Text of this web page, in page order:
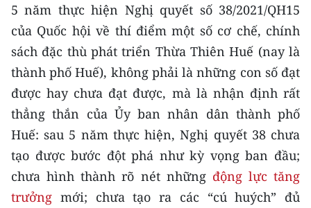
5 năm thực hiện Nghị quyết số 38/2021/QH15
của Quốc hội về thí điểm một số cơ chế, chính
sách đặc thù phát triển Thừa Thiên Huế (nay là
thành phố Huế), không phải là những con số đạt
được hay chưa đạt được, mà là nhận định rất
thẳng thắn của Ủy ban nhân dân thành phố
Huế: sau 5 năm thực hiện, Nghị quyết 38 chưa
tạo được bước đột phá như kỳ vọng ban đầu;
chưa hình thành rõ nét những động lực tăng
trưởng mới; chưa tạo ra các “cú huých” đủ